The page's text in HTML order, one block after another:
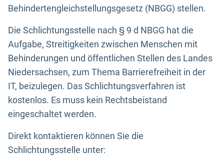
Behindertengleichstellungsgesetz (NBGG) stellen.
Die Schlichtungsstelle nach § 9 d NBGG hat die
Aufgabe, Streitigkeiten zwischen Menschen mit
Behinderungen und öffentlichen Stellen des Landes
Niedersachsen, zum Thema Barrierefreiheit in der
IT, beizulegen. Das Schlichtungsverfahren ist
kostenlos. Es muss kein Rechtsbeistand
eingeschaltet werden.
Direkt kontaktieren können Sie die
Schlichtungsstelle unter: